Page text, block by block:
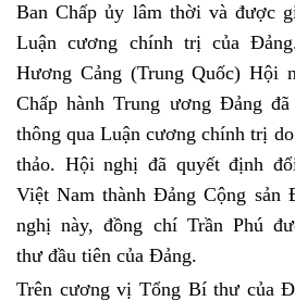
Ban Chấp ủy lâm thời và được
Luận cương chính trị của
Hương Cảng (Trung Quốc) Hội
Chấp hành Trung ương Đảng
thông qua Luận cương chính trị
thảo. Hội nghị đã quyết định
Việt Nam thành Đảng Cộng
nghị này, đồng chí Trần Phú
thư đầu tiên của Đảng.
Trên cương vị Tổng Bí thư của